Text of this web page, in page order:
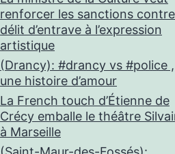
renforcer les sanctions
délit d’entrave à l’expression
artistique
(Drancy): #drancy vs #police ,
une histoire d’amour
La French touch d’Étienne de
Crécy emballe le théâtre
à Marseille